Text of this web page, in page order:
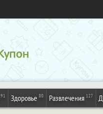
91 Здоровье 80 Развлечения 127